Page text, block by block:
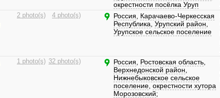
окрестности посёлка Уруп
2 photo(s) 4 photo(s) Россия
Карачаево-Черкесская
Республика Урупский район
Урупское сельское поселение
1 photo(s) 32 photo(s) Россия Ростовская область
Верхнедонской район
Нижнебыковское сельское
поселение окрестности хутора
Морозовский;